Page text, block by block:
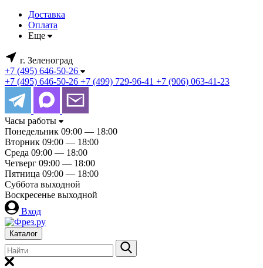
Доставка
Оплата
Еще
г. Зеленоград
+7 (495) 646-50-26
+7 (495) 646-50-26 +7 (499) 729-96-41 +7 (906) 063-41-23
Часы работы
Понедельник 09:00 — 18:00
Вторник 09:00 — 18:00
Среда 09:00 — 18:00
Четверг 09:00 — 18:00
Пятница 09:00 — 18:00
Суббота выходной
Воскресенье выходной
Вход
Каталог